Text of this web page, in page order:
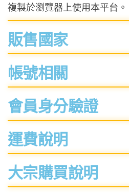
複製於瀏覽器上使用本平台。
販售國家
帳號相關
會員身分驗證
運費說明
大宗購買說明